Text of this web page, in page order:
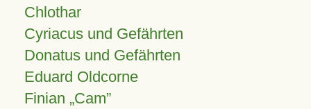
Chlothar
Cyriacus und Gefährten
Donatus und Gefährten
Eduard Oldcorne
Finian Cam